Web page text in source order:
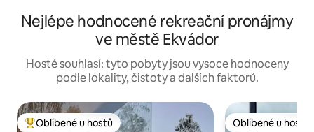
Nejlépe hodnocené rekreační pronájmy
ve městě Ekvádor
Hosté souhlasí: tyto pobyty jsou vysoce hodnoceny
podle lokality, čistoty a dalších faktorů.
Nejlepší v kategorii Oblíbené u hostů
Oblíbené u hostů Oblíbené u hostů
Oblíbené u hostů